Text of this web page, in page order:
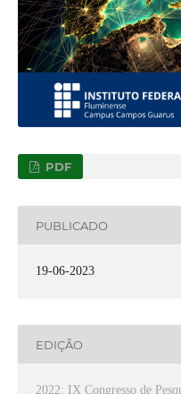
PDF
PUBLICADO
19-06-2023
EDIÇÃO
2022: IX Congresso de